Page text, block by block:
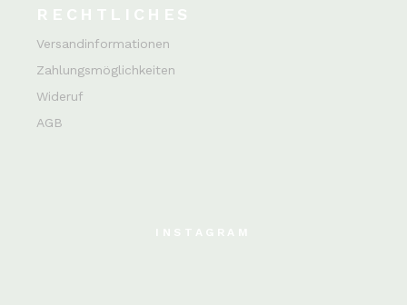
Versandinformationen
Zahlungsmöglichkeiten
Wideruf
AGB